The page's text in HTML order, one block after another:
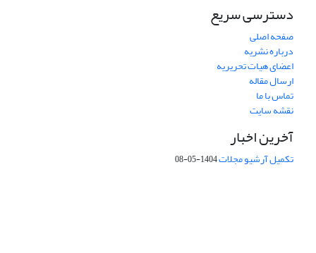
دسترسی سریع
صفحه اصلی
درباره نشریه
اعضای هیات تحریریه
ارسال مقاله
تماس با ما
نقشه سایت
آخرین اخبار
تکمیل آرشیو مجلات1404-05-08